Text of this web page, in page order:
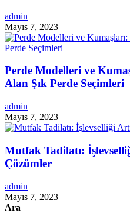
admin
Mayıs 7, 2023
Perde Modelleri ve
Alan Şık Perde Seçimleri
admin
Mayıs 7, 2023
Mutfak Tadilatı:
Çözümler
admin
Mayıs 7, 2023
Ara